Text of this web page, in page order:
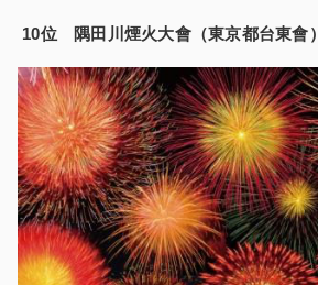
10位 隅田川煙火大會（東京都台東會）